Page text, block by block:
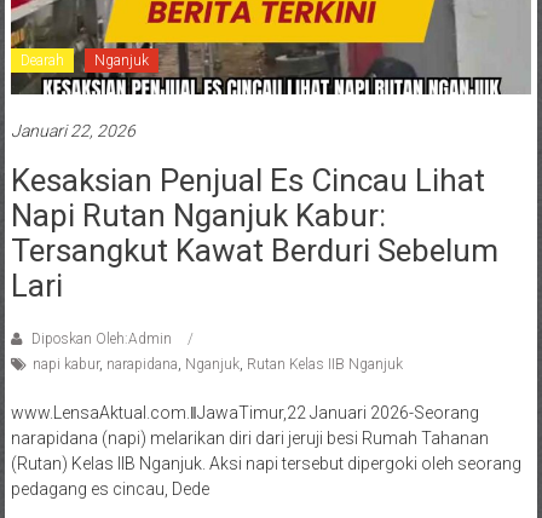
Dearah Nganjuk
Januari 22, 2026
Kesaksian Penjual Es Cincau Lihat
Napi Rutan Nganjuk Kabur:
Tersangkut Kawat Berduri Sebelum
Lari
Diposkan Oleh:Admin
napi kabur, narapidana, Nganjuk, Rutan Kelas IIB Nganjuk
www.LensaAktual.com.ǁJawaTimur,22 Januari 2026-Seorang
narapidana (napi) melarikan diri dari jeruji besi Rumah Tahanan
(Rutan) Kelas IIB Nganjuk. Aksi napi tersebut dipergoki oleh seorang
pedagang es cincau, Dede